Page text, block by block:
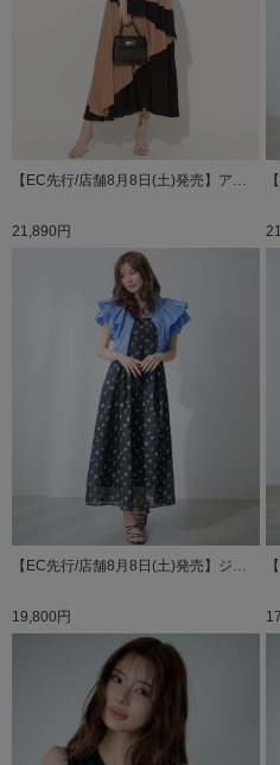
【EC先行/店舗8月8日(土)発売】ア…
21,890円
【EC先行/店舗8月8日(土)発売】ジ…
19,800円